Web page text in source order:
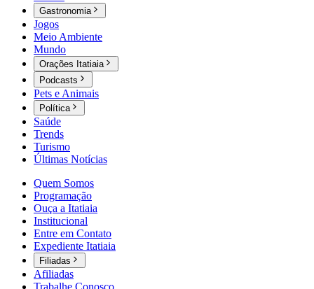
Gastronomia
Jogos
Meio Ambiente
Mundo
Orações Itatiaia
Podcasts
Pets e Animais
Política
Saúde
Trends
Turismo
Últimas Notícias
Quem Somos
Programação
Ouça a Itatiaia
Institucional
Entre em Contato
Expediente Itatiaia
Filiadas
Afiliadas